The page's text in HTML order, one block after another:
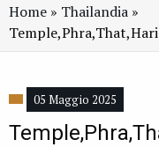
Home » Thailandia »
05 Maggio 2025